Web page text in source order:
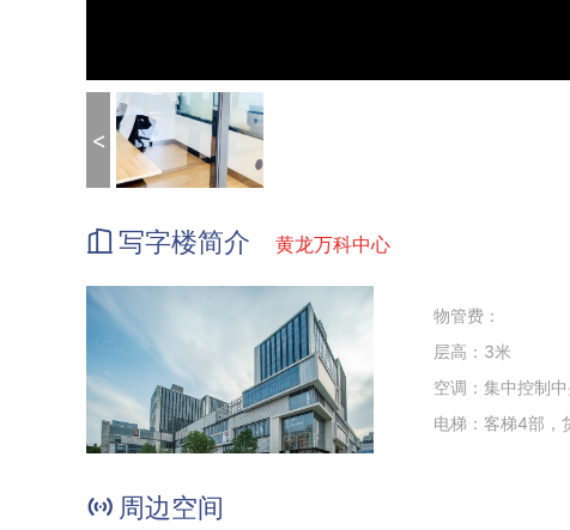
<
写字楼简介 黄龙万科中心
物管费：
层高：3米
空调：集中控制
电梯：客梯4部，
周边空间